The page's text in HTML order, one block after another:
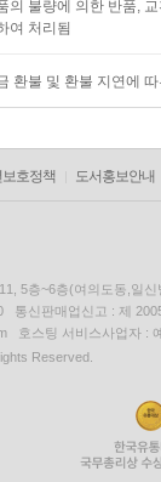
의 불량에 의한 반품,
여 처리됨
환불 및 환불 지연에
호정책 도서홍보안내
5층~6층(여의도동,일신
통신판매업신고 : 제
호스팅 서비스사업자 :
Reserved.